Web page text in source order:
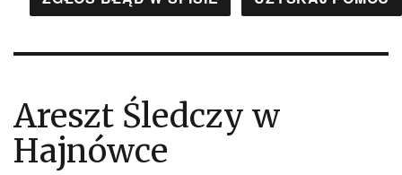
Areszt Śledczy w
Hajnówce